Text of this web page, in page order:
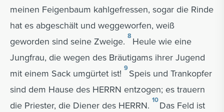
meinen Feigenbaum kahlgefressen, sogar die Rinde
hat es abgeschält und weggeworfen, weiß
geworden sind seine Zweige. 8 Heule wie eine
Jungfrau, die wegen des Bräutigams ihrer Jugend
mit einem Sack umgürtet ist! 9Speis und Trankopfer
sind dem Hause des HERRN entzogen; es trauern
die Priester, die Diener des HERRN. 10Das Feld ist